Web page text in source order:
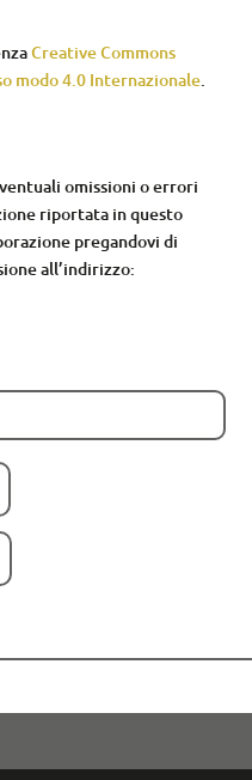
Creative Commons
modo 4.0 Internazionale.
omissioni o errori
riportata in questo
pregandovi di
all’indirizzo: